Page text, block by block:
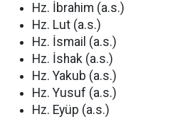
Hz. İbrahim (a.s.)
Hz. Lut (a.s.)
Hz. İsmail (a.s.)
Hz. İshak (a.s.)
Hz. Yakub (a.s.)
Hz. Yusuf (a.s.)
Hz. Eyüp (a.s.)